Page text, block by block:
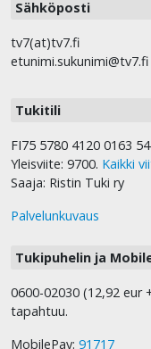
Sähköposti
tv7(at)tv7.fi
etunimi.sukunimi@tv7.fi
Tukitili
FI75 5780 4120 0163
Yleisviite: 9700. Kaikki
Saaja: Ristin Tuki ry
Palvelunkuvaus
Tukipuhelin ja
0600-02030 (12,92
tapahtuu.
MobilePay: 91717